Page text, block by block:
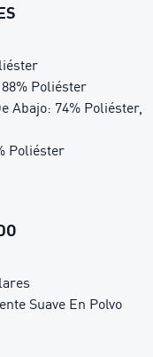
Poliéster
Abajo: 74% Poliéster,
Poliéster
Suave En Polvo